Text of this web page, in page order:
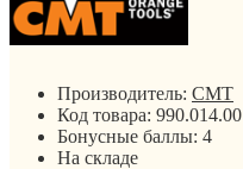
Производитель: CMT
Код товара: 990.014.00
Бонусные баллы: 4
На складе